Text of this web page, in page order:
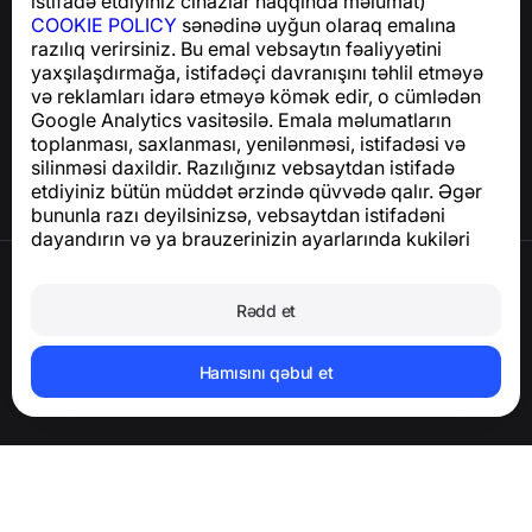
COOKIE POLICY sənədinə uyğun olaraq emalına
razılıq verirsiniz. Bu emal vebsaytın fəaliyyətini
yaxşılaşdırmağa, istifadəçi davranışını təhlil etməyə
və reklamları idarə etməyə kömək edir, o cümlədən
Google Analytics vasitəsilə. Emala məlumatların
toplanması, saxlanması, yenilənməsi, istifadəsi və
silinməsi daxildir. Razılığınız vebsaytdan istifadə
etdiyiniz bütün müddət ərzində qüvvədə qalır. Əgər
bununla razı deyilsinizsə, vebsaytdan istifadəni
dayandırın və ya brauzerinizin ayarlarında kukiləri
Rədd et
Hamısını qəbul et
Yardım Mərkəzi
Xəbərlər və Məqalələr
Layihə haqqında
Əlaqə
Hesabı və şəxsi məlumatları silin